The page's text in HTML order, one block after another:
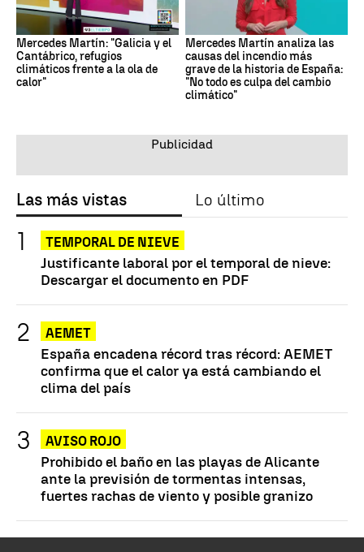
Mercedes Martín: "Galicia y el
Cantábrico, refugios
climáticos frente a la ola de
calor"
Mercedes Martín analiza las
causas del incendio más
grave de la historia de España:
"No todo es culpa del cambio
climático"
Las más vistas Lo último
TEMPORAL DE NIEVE
Justificante laboral por el temporal de nieve:
Descargar el documento en PDF
AEMET
España encadena récord tras récord: AEMET
confirma que el calor ya está cambiando el
clima del país
AVISO ROJO
Prohibido el baño en las playas de Alicante
ante la previsión de tormentas intensas,
fuertes rachas de viento y posible granizo